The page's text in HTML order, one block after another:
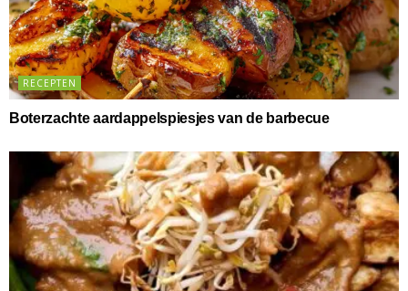
RECEPTEN
Boterzachte aardappelspiesjes van de barbecue